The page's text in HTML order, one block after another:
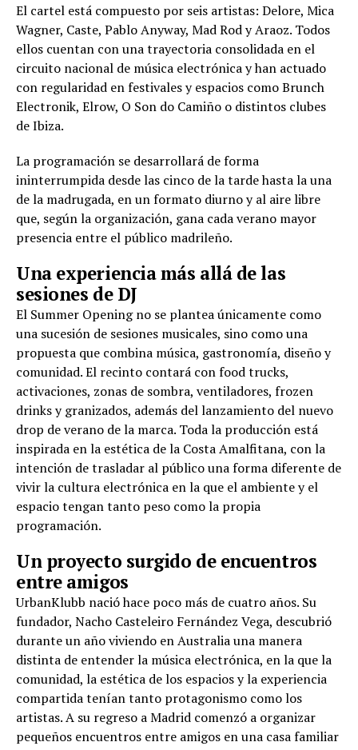
El cartel está compuesto por seis artistas: Delore, Mica
Wagner, Caste, Pablo Anyway, Mad Rod y Araoz. Todos
ellos cuentan con una trayectoria consolidada en el
circuito nacional de música electrónica y han actuado
con regularidad en festivales y espacios como Brunch
Electronik, Elrow, O Son do Camiño o distintos clubes
de Ibiza.
La programación se desarrollará de forma
ininterrumpida desde las cinco de la tarde hasta la una
de la madrugada, en un formato diurno y al aire libre
que, según la organización, gana cada verano mayor
presencia entre el público madrileño.
Una experiencia más allá de las
sesiones de DJ
El Summer Opening no se plantea únicamente como
una sucesión de sesiones musicales, sino como una
propuesta que combina música, gastronomía, diseño y
comunidad. El recinto contará con food trucks,
activaciones, zonas de sombra, ventiladores, frozen
drinks y granizados, además del lanzamiento del nuevo
drop de verano de la marca. Toda la producción está
inspirada en la estética de la Costa Amalfitana, con la
intención de trasladar al público una forma diferente de
vivir la cultura electrónica en la que el ambiente y el
espacio tengan tanto peso como la propia
programación.
Un proyecto surgido de encuentros
entre amigos
UrbanKlubb nació hace poco más de cuatro años. Su
fundador, Nacho Casteleiro Fernández Vega, descubrió
durante un año viviendo en Australia una manera
distinta de entender la música electrónica, en la que la
comunidad, la estética de los espacios y la experiencia
compartida tenían tanto protagonismo como los
artistas. A su regreso a Madrid comenzó a organizar
pequeños encuentros entre amigos en una casa familiar